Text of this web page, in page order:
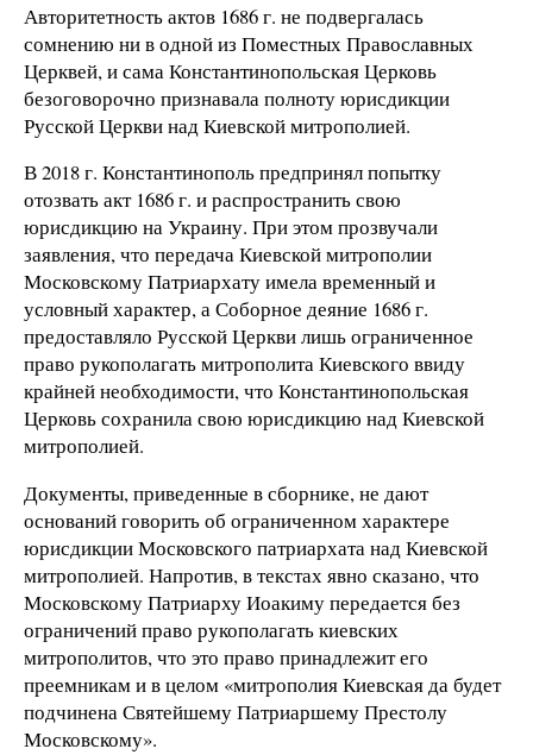
Авторитетность актов 1686 г. не подвергалась
сомнению ни в одной из Поместных Православных
Церквей, и сама Константинопольская Церковь
безоговорочно признавала полноту юрисдикции
Русской Церкви над Киевской митрополией.
В 2018 г. Константинополь предпринял попытку
отозвать акт 1686 г. и распространить свою
юрисдикцию на Украину. При этом прозвучали
заявления, что передача Киевской митрополии
Московскому Патриархату имела временный и
условный характер, а Соборное деяние 1686 г.
предоставляло Русской Церкви лишь ограниченное
право рукополагать митрополита Киевского ввиду
крайней необходимости, что Константинопольская
Церковь сохранила свою юрисдикцию над Киевской
митрополией.
Документы, приведенные в сборнике, не дают
оснований говорить об ограниченном характере
юрисдикции Московского патриархата над Киевской
митрополией. Напротив, в текстах явно сказано, что
Московскому Патриарху Иоакиму передается без
ограничений право рукополагать киевских
митрополитов, что это право принадлежит его
преемникам и в целом «митрополия Киевская да будет
подчинена Святейшему Патриаршему Престолу
Московскому».